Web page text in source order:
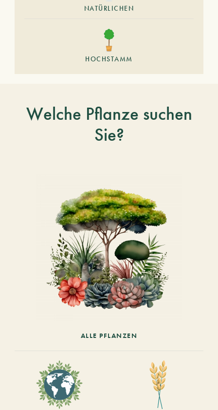
NATÜRLICHEN
HOCHSTAMM
Welche Pflanze suchen
Sie?
ALLE PFLANZEN